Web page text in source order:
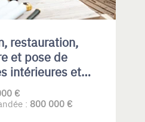
restauration,
et pose de
en
bois
€
: 800 000 €